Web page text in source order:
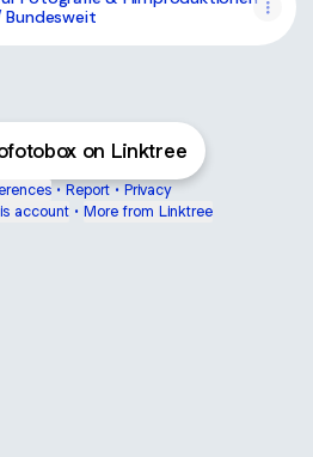
Bundesweit
on Linktree
• Report • Privacy
account • More from Linktree